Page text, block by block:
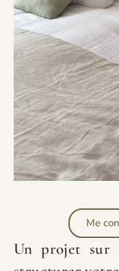
Me
Un projet sur